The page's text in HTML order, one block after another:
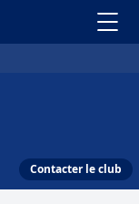
Contacter le club